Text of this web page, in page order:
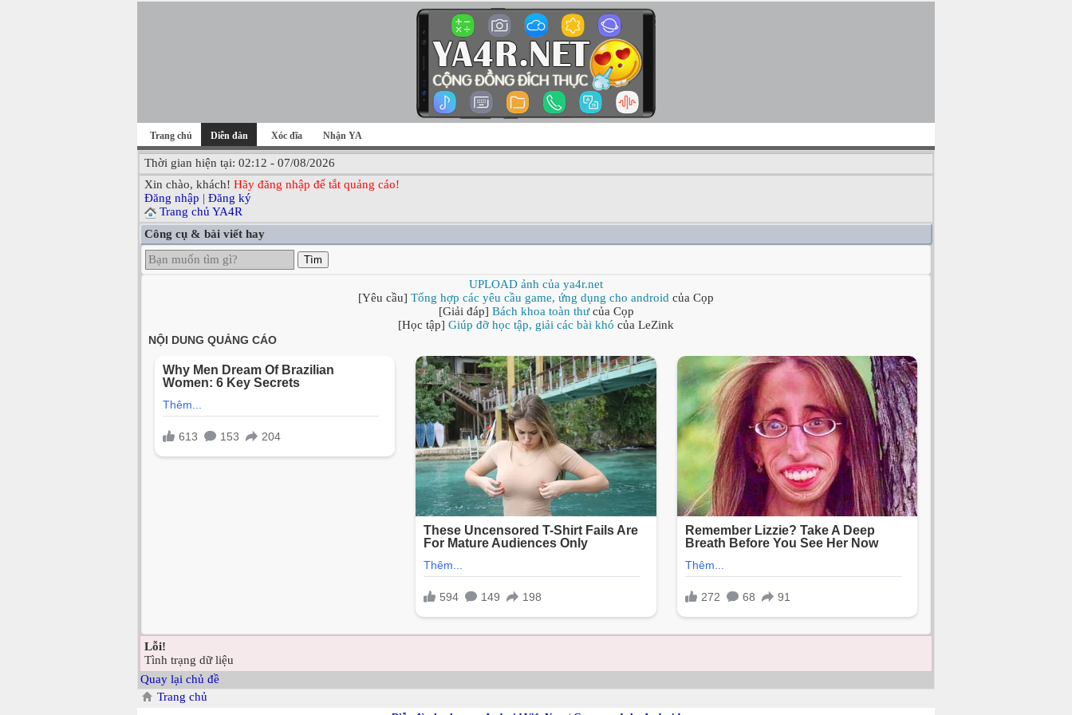
Trang chủ Diễn đàn Xóc đĩa Nhận YA
Thời gian hiện tại: 02:12 - 07/08/2026
Xin chào, khách! Hãy đăng nhập để tắt quảng cáo!
Đăng nhập | Đăng ký
Trang chủ YA4R
Công cụ & bài viết hay
Tìm
UPLOAD ảnh của ya4r.net
[Yêu cầu] Tổng hợp các yêu cầu game, ứng dụng cho android của Cọp
[Giải đáp] Bách khoa toàn thưcủa Cọp
[Học tập] Giúp đỡ học tập, giải các bài khó của LeZink
Lỗi!
Tình trạng dữ liệu
Quay lại chủ đề
Trang chủ